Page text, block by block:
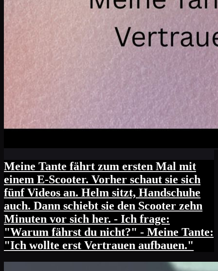
Meine Tante fährt zum ersten Mal mit
einem E-Scooter. Vorher schaut sie sich
fünf Videos an. Helm sitzt, Handschuhe
auch. Dann schiebt sie den Scooter zehn
Minuten vor sich her. - Ich frage:
"Warum fährst du nicht?" - Meine Tante:
"Ich wollte erst Vertrauen aufbauen."